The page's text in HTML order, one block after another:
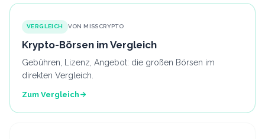
VERGLEICH VON MISSCRYPTO
Krypto-Börsen im Vergleich
Gebühren, Lizenz, Angebot: die großen Börsen im
direkten Vergleich.
Zum Vergleich